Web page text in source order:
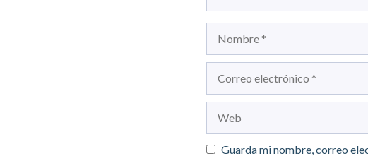
electrónico
Guarda mi nombre, correo